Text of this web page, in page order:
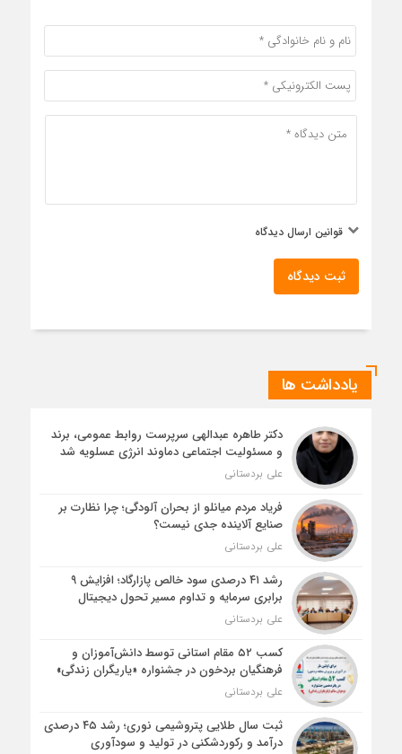
قوانین ارسال دیدگاه
ثبت دیدگاه
یادداشت ها
دکتر طاهره عبدالهی سرپرست روابط عمومی، برند
و مسئولیت اجتماعی دماوند انرژی عسلویه شد
علی بردستانی
فریاد مردم میانلو از بحران آلودگی؛ چرا نظارت بر
صنایع آلاینده جدی نیست؟
علی بردستانی
رشد ۴۱ درصدی سود خالص پازارگاد؛ افزایش ۹
برابری سرمایه و تداوم مسیر تحول دیجیتال
علی بردستانی
کسب ۵۲ مقام استانی توسط دانش‌آموزان و
فرهنگیان بردخون در جشنواره «یاریگران زندگی»
علی بردستانی
ثبت سال طلایی پتروشیمی نوری؛ رشد ۴۵ درصدی
درآمد و رکوردشکنی در تولید و سودآوری